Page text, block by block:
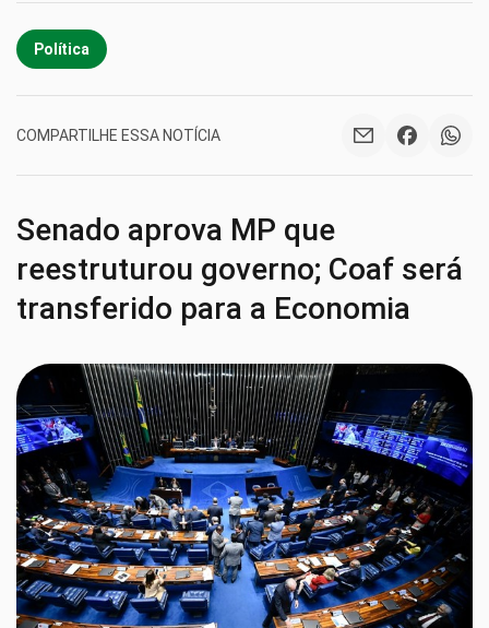
Política
COMPARTILHE ESSA NOTÍCIA
Senado aprova MP que
reestruturou governo; Coaf será
transferido para a Economia